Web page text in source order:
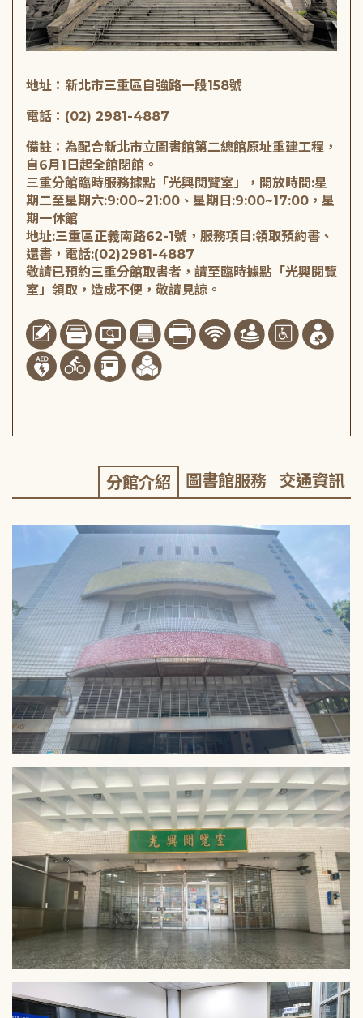
地址：新北市三重區自強路一段158號
電話：(02) 2981-4887
備註：為配合新北市立圖書館第二總館原址重建工程，
自6月1日起全館閉館。
三重分館臨時服務據點「光興閱覽室」，開放時間:星
期二至星期六:9:00~21:00、星期日:9:00~17:00，星
期一休館
地址:三重區正義南路62-1號，服務項目:領取預約書、
還書，電話:(02)2981-4887
敬請已預約三重分館取書者，請至臨時據點「光興閱覽
室」領取，造成不便，敬請見諒。
分館介紹 圖書館服務 交通資訊